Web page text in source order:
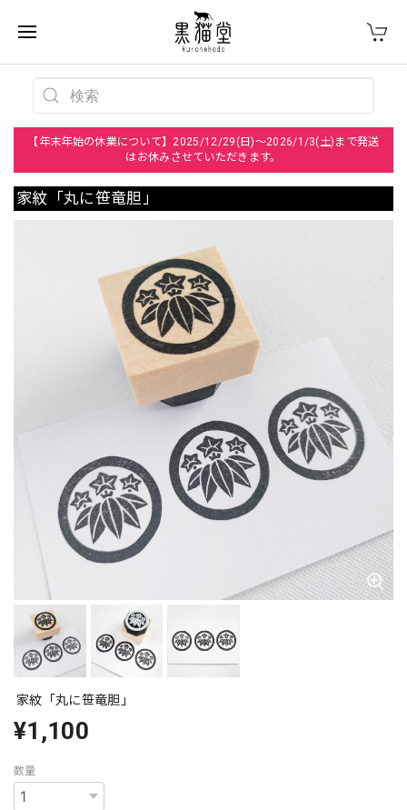
【年末年始の休業について】2025/12/29(日)～2026/1/3(土)まで発送
はお休みさせていただきます。
家紋「丸に笹竜胆」
家紋「丸に笹竜胆」
¥1,100
数量